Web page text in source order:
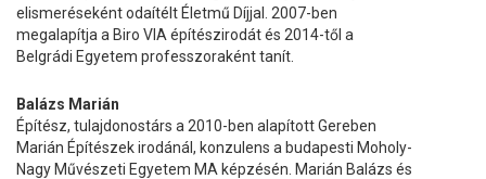
elismeréseként odaítélt Életmű Díjjal. 2007-ben
megalapítja a Biro VIA építészirodát és 2014-től a
Belgrádi Egyetem professzoraként tanít.
Balázs Marián
Építész, tulajdonostárs a 2010-ben alapított Gereben
Marián Építészek irodánál, konzulens a budapesti Moholy-
Nagy Művészeti Egyetem MA képzésén. Marián Balázs és